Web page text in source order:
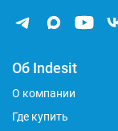
Об Indesit
О компании
Где купить